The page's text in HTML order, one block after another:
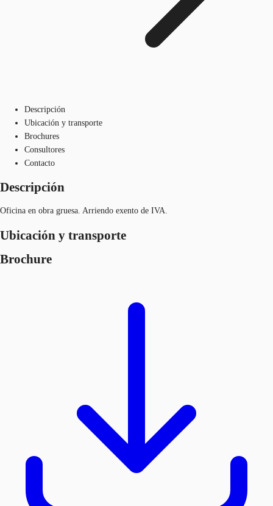
Descripción
Ubicación y transporte
Brochures
Consultores
Contacto
Descripción
Oficina en obra gruesa. Arriendo exento de IVA.
Ubicación y transporte
Brochure